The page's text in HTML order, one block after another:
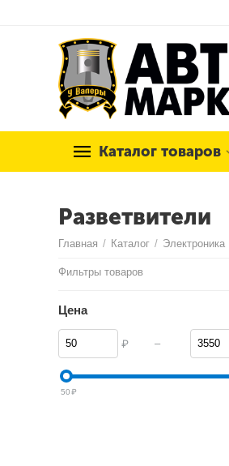
Каталог товаров
Разветвители
Главная / Каталог / Электроника
Фильтры товаров
Цена
₽ –
50₽